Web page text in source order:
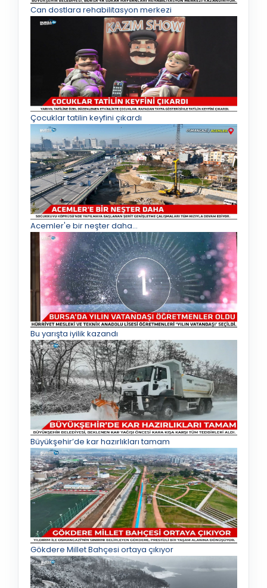
Can dostlara rehabilitasyon merkezi
Çocuklar tatilin keyfini çıkardı
Acemler'e bir neşter daha...
Bu yarışta iyilik kazandı
Büyükşehir’de kar hazırlıkları tamam
Gökdere Millet Bahçesi ortaya çıkıyor